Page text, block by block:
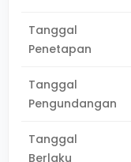
Tanggal
Penetapan
Tanggal
Pengundangan
Tanggal
Berlaku